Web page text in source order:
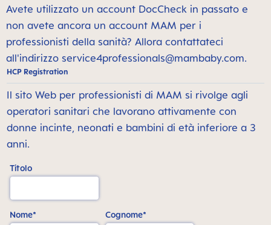
Avete utilizzato un account DocCheck in passato e
non avete ancora un account MAM per i
professionisti della sanità? Allora contattateci
all'indirizzo service4professionals@mambaby.com.
HCP Registration
Il sito Web per professionisti di MAM si rivolge agli
operatori sanitari che lavorano attivamente con
donne incinte, neonati e bambini di età inferiore a 3
anni.
Titolo
Nome* Cognome*